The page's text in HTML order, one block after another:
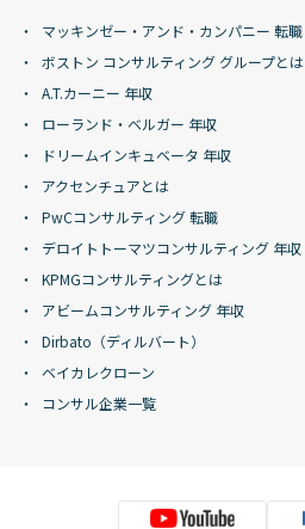
マッキンゼー・アンド・カンパニー 転職
ボストン コンサルティング グループとは
A.T.カーニー 年収
ローランド・ベルガー 年収
ドリームインキュベータ 年収
アクセンチュアとは
PwCコンサルティング 転職
デロイトトーマツコンサルティング 年収
KPMGコンサルティングとは
アビームコンサルティング 年収
Dirbato（ディルバート）
ベイカレクローン
コンサル企業一覧